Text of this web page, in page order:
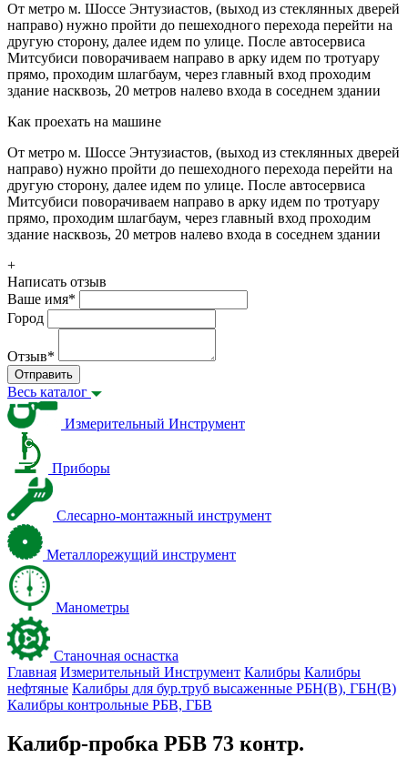
От метро м. Шоссе Энтузиастов, (выход из стеклянных дверей
направо) нужно пройти до пешеходного перехода перейти на
другую сторону, далее идем по улице. После автосервиса
Митсубиси поворачиваем направо в арку идем по тротуару
прямо, проходим шлагбаум, через главный вход проходим
здание насквозь, 20 метров налево входа в соседнем здании
Как проехать на машине
От метро м. Шоссе Энтузиастов, (выход из стеклянных дверей
направо) нужно пройти до пешеходного перехода перейти на
другую сторону, далее идем по улице. После автосервиса
Митсубиси поворачиваем направо в арку идем по тротуару
прямо, проходим шлагбаум, через главный вход проходим
здание насквозь, 20 метров налево входа в соседнем здании
+
Написать отзыв
Ваше имя*
Город
Отзыв*
Отправить
Весь каталог
Измерительный Инструмент
Приборы
Слесарно-монтажный инструмент
Металлорежущий инструмент
Манометры
Станочная оснастка
Главная Измерительный Инструмент Калибры Калибры
нефтяные Калибры для бур.труб высаженные РБН(В), ГБН(В)
Калибры контрольные РБВ, ГБВ
Калибр-пробка РБВ 73 контр.